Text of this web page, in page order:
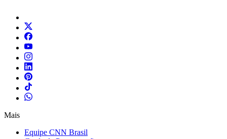
Mais
Equipe CNN Brasil